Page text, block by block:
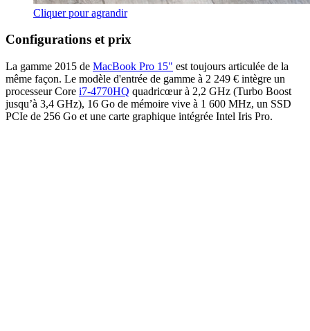
Cliquer pour agrandir
Configurations et prix
La gamme 2015 de MacBook Pro 15" est toujours articulée de la
même façon. Le modèle d'entrée de gamme à 2 249 € intègre un
processeur Core i7-4770HQ quadricœur à 2,2 GHz (Turbo Boost
jusqu’à 3,4 GHz), 16 Go de mémoire vive à 1 600 MHz, un SSD
PCIe de 256 Go et une carte graphique intégrée Intel Iris Pro.